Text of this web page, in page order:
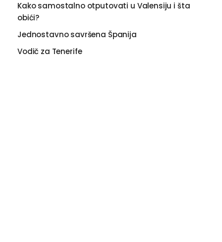
Kako samostalno otputovati u Valensiju i šta
obići?
Jednostavno savršena Španija
Vodič za Tenerife